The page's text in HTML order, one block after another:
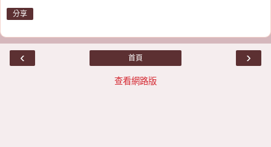
分享
‹ ›
首頁
查看網路版